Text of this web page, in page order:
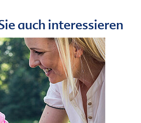
auch interessieren